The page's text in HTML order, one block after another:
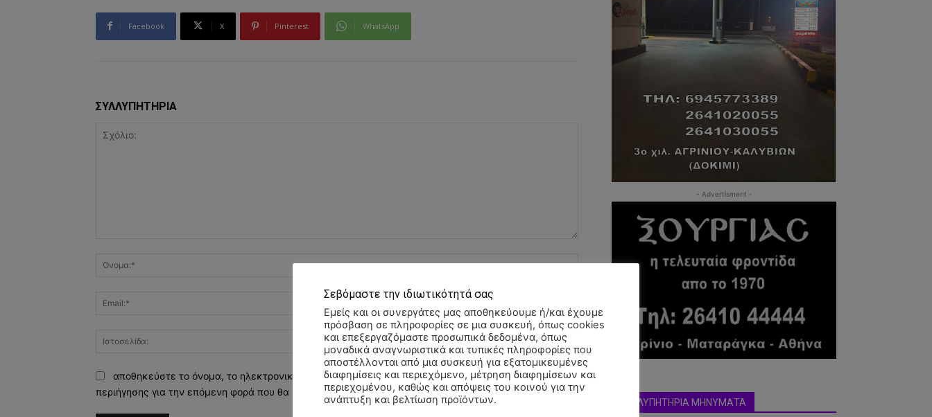
Facebook X Pinterest WhatsApp
ΣΥΛΛΥΠΗΤΗΡΙΑ
Όνομα:*
αποθηκεύστε το όνομα, το ηλεκτρονικό ταχυδρομείο και τον ιστότοπό μου σε αυτό το πρόγραμμα
περιήγησης για την επόμενη φορά που θα σχολιάσω.
- Advertisment -
ΣΥΛΛΥΠΗΤΗΡΙΑ ΜΗΝΥΜΑΤΑ
Σεβόμαστε την ιδιωτικότητά σας
Εμείς και οι συνεργάτες μας αποθηκεύουμε ή/και έχουμε
πρόσβαση σε πληροφορίες σε μια συσκευή, όπως cookies
και επεξεργαζόμαστε προσωπικά δεδομένα, όπως
μοναδικά αναγνωριστικά και τυπικές πληροφορίες που
αποστέλλονται από μια συσκευή για εξατομικευμένες
διαφημίσεις και περιεχόμενο, μέτρηση διαφημίσεων και
περιεχομένου, καθώς και απόψεις του κοινού για την
ανάπτυξη και βελτίωση προϊόντων.